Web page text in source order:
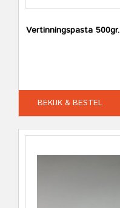
Vertinningspasta 500gr.
BEKIJK & BESTEL